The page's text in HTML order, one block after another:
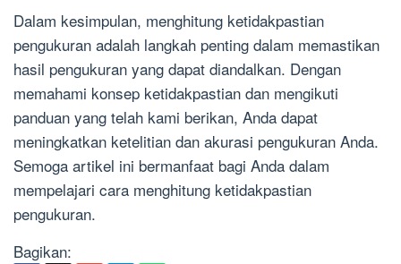
Dalam kesimpulan, menghitung ketidakpastian
pengukuran adalah langkah penting dalam memastikan
hasil pengukuran yang dapat diandalkan. Dengan
memahami konsep ketidakpastian dan mengikuti
panduan yang telah kami berikan, Anda dapat
meningkatkan ketelitian dan akurasi pengukuran Anda.
Semoga artikel ini bermanfaat bagi Anda dalam
mempelajari cara menghitung ketidakpastian
pengukuran.
Bagikan: